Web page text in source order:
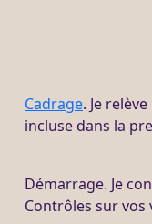
Cadrage. Je
incluse dans la
Démarrage. Je
Contrôles sur vos